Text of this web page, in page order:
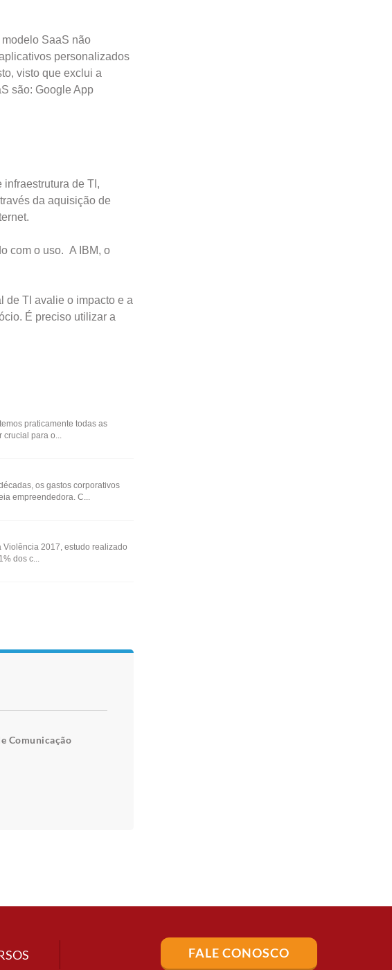
SaaS não
personalizados
visto que exclui a
são: Google App
de TI,
da aquisição de
com o uso. A IBM, o
de TI avalie o impacto e a
É preciso utilizar a
praticamente todas as
crucial para o...
os gastos corporativos
empreendedora. C...
Violência 2017, estudo realizado
dos c...
Comunicação
FALE CONOSCO